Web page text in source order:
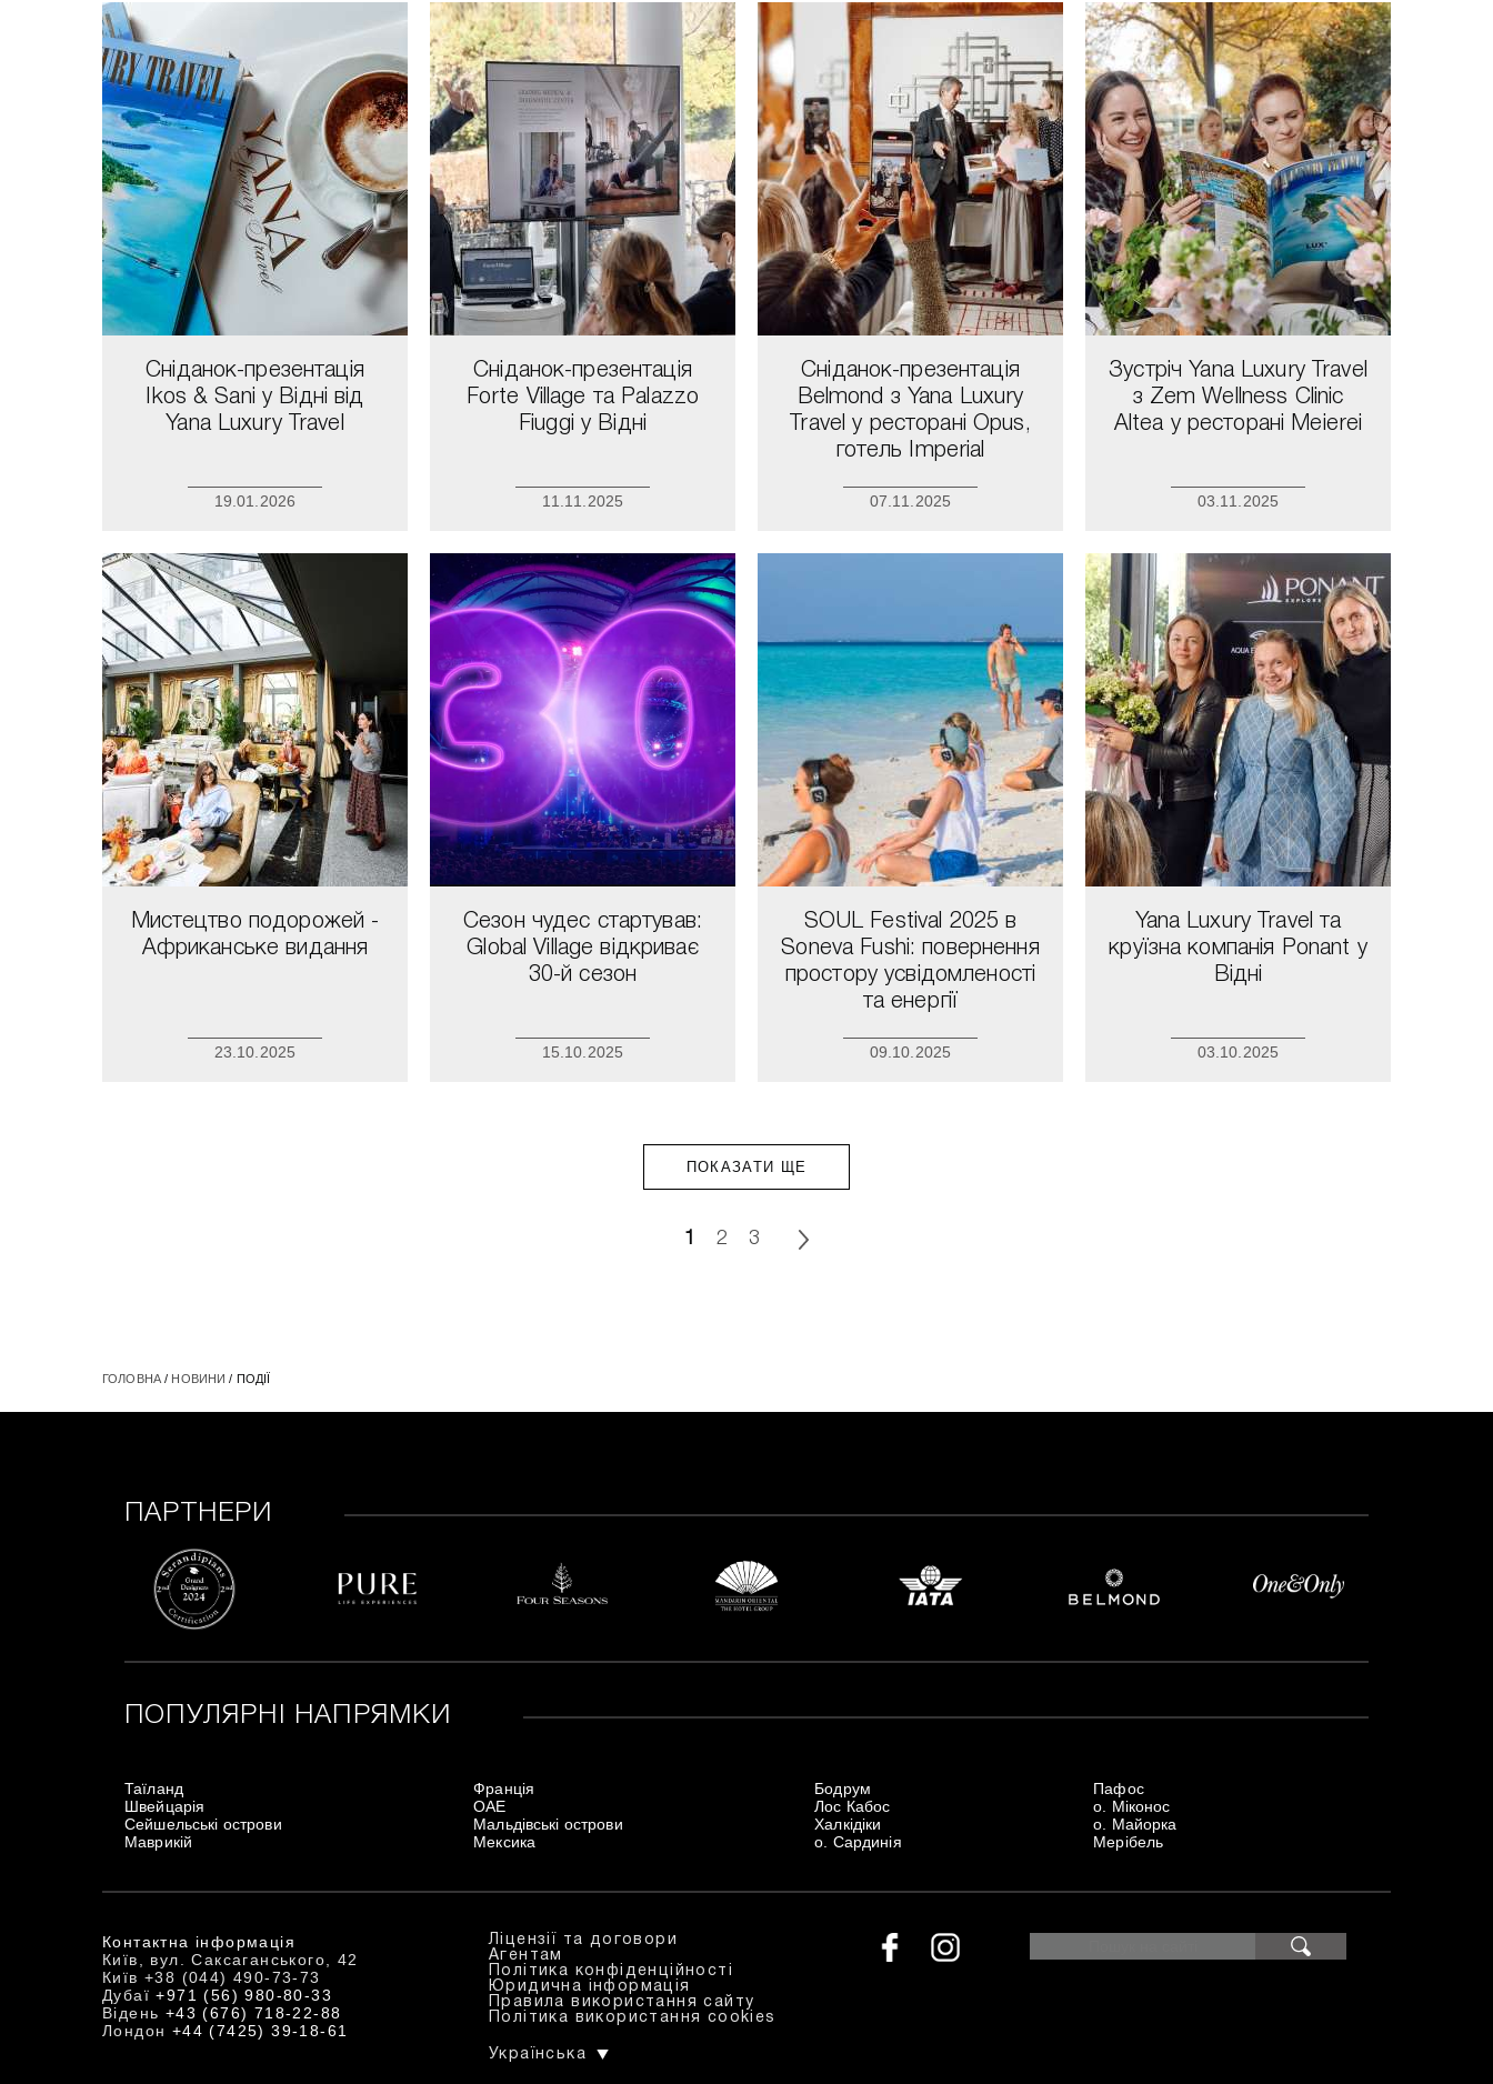
Сніданок-презентація
Ikos & Sani у Відні від
Yana Luxury Travel
19.01.2026
Сніданок-презентація
Forte Village та Palazzo
Fiuggi у Відні
11.11.2025
Сніданок-презентація
Belmond з Yana Luxury
Travel у ресторані Opus,
готель Imperial
07.11.2025
Зустріч Yana Luxury Travel
з Zem Wellness Clinic
Altea у ресторані Meierei
03.11.2025
Мистецтво подорожей -
Африканське видання
23.10.2025
Сезон чудес стартував:
Global Village відкриває
30-й сезон
15.10.2025
SOUL Festival 2025 в
Soneva Fushi: повернення
простору усвідомленості
та енергії
09.10.2025
Yana Luxury Travel та
круїзна компанія Ponant у
Відні
03.10.2025
ПОКАЗАТИ ЩЕ
1 2 3
ГОЛОВНА/ НОВИНИ / ПОДІЇ
ПАРТНЕРИ
ПОПУЛЯРНІ НАПРЯМКИ
Таїланд
Швейцарія
Сейшельські острови
Маврикій
Франція
ОАЕ
Мальдівські острови
Мексика
Бодрум
Лос Кабос
Халкідіки
о. Сардинія
Пафос
о. Міконос
о. Майорка
Мерібель
Контактна інформація
Київ, вул. Саксаганського, 42
Київ +38 (044) 490-73-73
Дубаї+971 (56) 980-80-33
Відень +43 (676) 718-22-88
Лондон +44 (7425) 39-18-61
Ліцензії та договори
Агентам
Політика конфіденційності
Юридична інформація
Правила використання сайту
Політика використання cookies
Українська